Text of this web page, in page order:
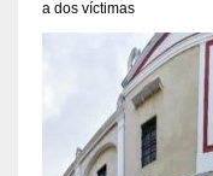
a dos víctimas